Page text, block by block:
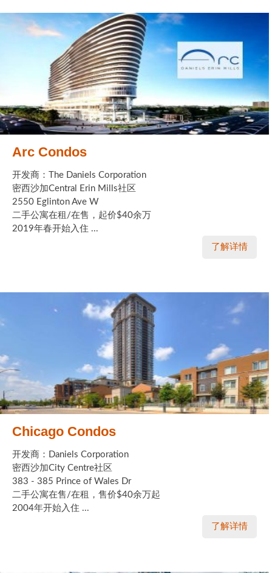
Arc Condos
开发商：The Daniels Corporation
密西沙加Central Erin Mills社区
2550 Eglinton Ave W
二手公寓在租/在售，起价$40余万
2019年春开始入住 ...
了解详情
Chicago Condos
开发商：Daniels Corporation
密西沙加City Centre社区
383 - 385 Prince of Wales Dr
二手公寓在售/在租，售价$40余万起
2004年开始入住 ...
了解详情